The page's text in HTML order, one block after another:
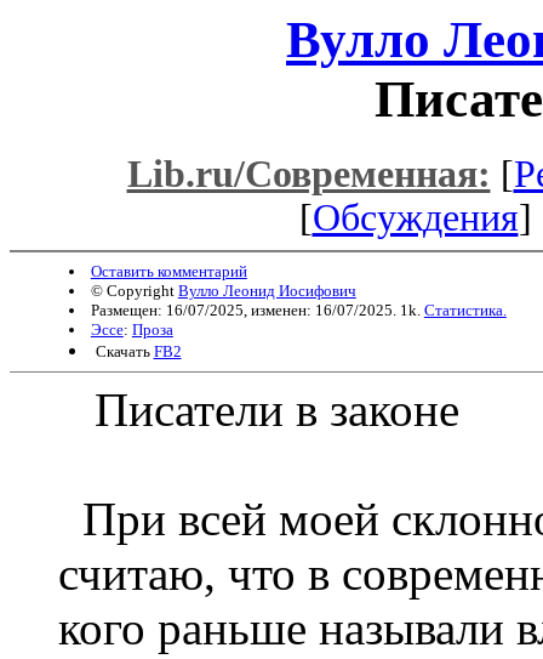
Вулло
Lib.ru/Современная: [
[Обсуждения]
Оставить комментарий
© Copyright Вулло Леонид Иосифович
Размещен: 16/07/2025, изменен: 16/07/2025. 1k. Статистика.
Эссе: Проза
Скачать FB2
Писатели в законе
При всей моей
считаю, что в
кого раньше называли